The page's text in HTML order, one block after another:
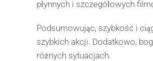
płynnych i szczegółowych
Podsumowując, szybkość i
szybkich akcji. Dodatkowo,
różnych sytuacjach.